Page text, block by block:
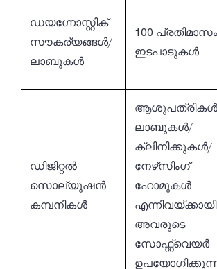
ഡയഗ്നോസ്റ്റിക്
സൗകര്യങ്ങൾ/
ലാബുകൾ
100 പ്രതിമാസം
ഇടപാടുകൾ
ഡിജിറ്റൽ
സൊല്യൂഷൻ
കമ്പനികൾ
ലാബുകൾ/
ക്ലിനിക്കുകൾ/
നേഴ്‌സിംഗ്
ഹോമുകൾ
എന്നിവയ്ക്കായി
അവരുടെ
സോഫ്റ്റ്‌വെയർ